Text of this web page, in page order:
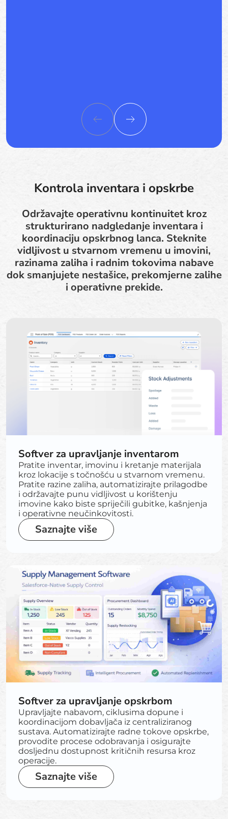
Kontrola inventara i opskrbe
Održavajte operativnu kontinuitet kroz
strukturirano nadgledanje inventara i
koordinaciju opskrbnog lanca. Steknite
vidljivost u stvarnom vremenu u imovini,
razinama zaliha i radnim tokovima nabave
dok smanjujete nestašice, prekomjerne zalihe
i operativne prekide.
Softver za upravljanje inventarom
Pratite inventar, imovinu i kretanje materijala
kroz lokacije s točnošću u stvarnom vremenu.
Pratite razine zaliha, automatizirajte prilagodbe
i održavajte punu vidljivost u korištenju
imovine kako biste spriječili gubitke, kašnjenja
i operativne neučinkovitosti.
Saznajte više
Softver za upravljanje opskrbom
Upravljajte nabavom, ciklusima dopune i
koordinacijom dobavljača iz centraliziranog
sustava. Automatizirajte radne tokove opskrbe,
provodite procese odobravanja i osigurajte
dosljednu dostupnost kritičnih resursa kroz
operacije.
Saznajte više